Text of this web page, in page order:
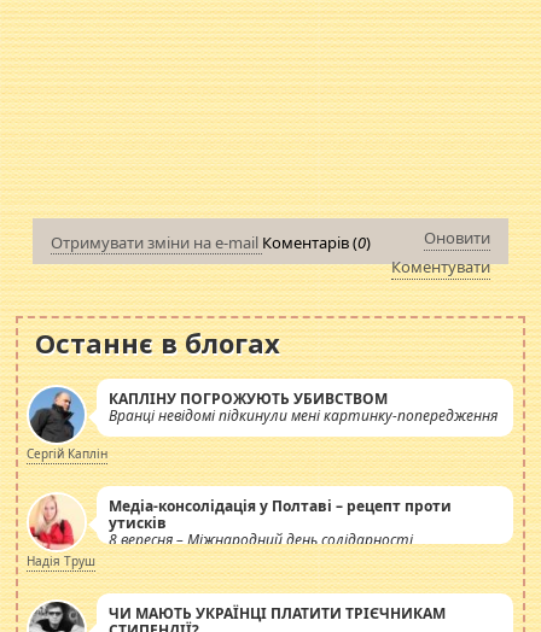
Отримувати зміни на e-mail Коментарів (0)
Оновити
Коментувати
Останнє в блогах
КАПЛІНУ ПОГРОЖУЮТЬ УБИВСТВОМ
Вранці невідомі підкинули мені картинку-попередження
Сергій Каплін
Медіа-консолідація у Полтаві – рецепт проти
утисків
8 вересня – Міжнародний день солідарності
журналістів.
Надія Труш
ЧИ МАЮТЬ УКРАЇНЦІ ПЛАТИТИ ТРІЄЧНИКАМ